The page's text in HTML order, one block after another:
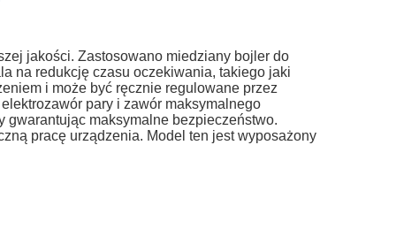
jakości. Zastosowano miedziany bojler do
na redukcję czasu oczekiwania, takiego jaki
i może być ręcznie regulowane przez
pary i zawór maksymalnego
gwarantując maksymalne bezpieczeństwo.
pracę urządzenia. Model ten jest wyposażony